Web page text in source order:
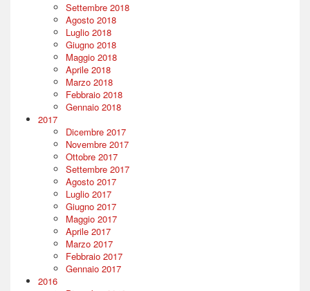
Settembre 2018
Agosto 2018
Luglio 2018
Giugno 2018
Maggio 2018
Aprile 2018
Marzo 2018
Febbraio 2018
Gennaio 2018
2017
Dicembre 2017
Novembre 2017
Ottobre 2017
Settembre 2017
Agosto 2017
Luglio 2017
Giugno 2017
Maggio 2017
Aprile 2017
Marzo 2017
Febbraio 2017
Gennaio 2017
2016